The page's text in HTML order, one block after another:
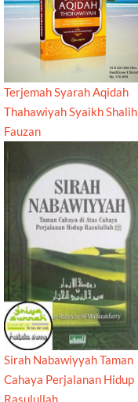
Terjemah Syarah Aqidah
Thahawiyah Syaikh Shalih
Fauzan
Sirah Nabawiyyah Taman
Cahaya Perjalanan Hidup
Rasulullah